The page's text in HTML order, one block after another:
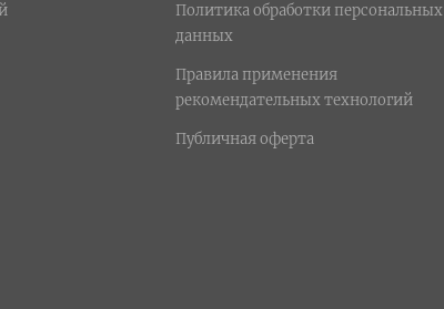
Политика обработки персональных
данных
Правила применения
рекомендательных технологий
Публичная оферта